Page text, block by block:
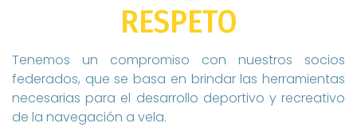
RESPETO
Tenemos un compromiso con nuestros socios
federados, que se basa en brindar las herramientas
necesarias para el desarrollo deportivo y recreativo
de la navegación a vela.